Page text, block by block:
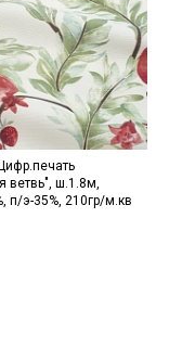
ветвь", ш.1.8м,
п/э-35%, 210гр/м.кв